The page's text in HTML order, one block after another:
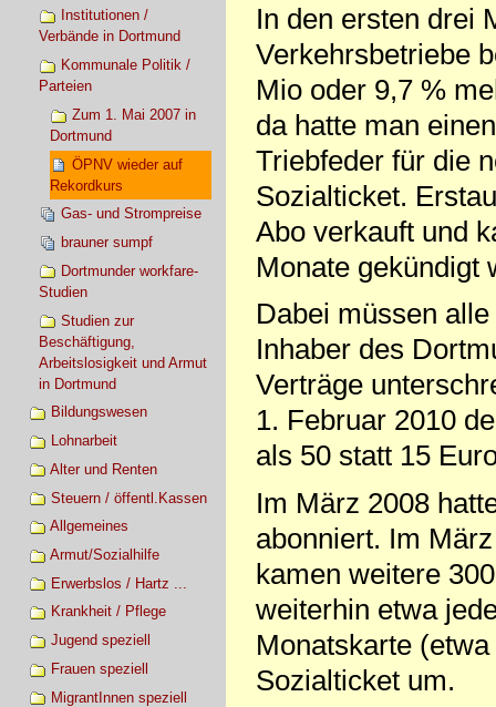
Institutionen /
Verbände in Dortmund
Kommunale Politik /
Parteien
Zum 1. Mai 2007 in
Dortmund
ÖPNV wieder auf
Rekordkurs
Gas- und Strompreise
brauner sumpf
Dortmunder workfare-
Studien
Studien zur
Beschäftigung,
Arbeitslosigkeit und Armut
in Dortmund
Bildungswesen
Lohnarbeit
Alter und Renten
Steuern / öffentl.Kassen
Allgemeines
Armut/Sozialhilfe
Erwerbslos / Hartz ...
Krankheit / Pflege
Jugend speziell
Frauen speziell
MigrantInnen speziell
In den ersten drei
Verkehrsbetriebe
Mio oder 9,7 %
da hatte man
Triebfeder für die
Sozialticket.
Abo verkauft und
Monate gekündigt
Dabei müssen
Inhaber des
Verträge
1. Februar 2010
als 50 statt 15
Im März 2008
abonniert. Im
kamen weitere
weiterhin etwa
Monatskarte
Sozialticket um.